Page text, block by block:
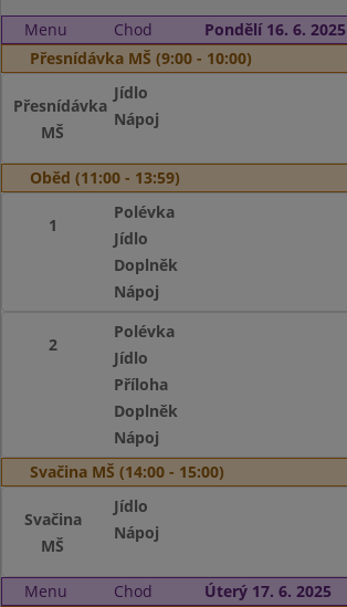
Menu Chod
Pondělí 16. 6. 2025
Přesnídávka MŠ (9:00 - 10:00)
Přesnídávka
MŠ
Jídlo
Nápoj
Oběd (11:00 - 13:59)
1
Polévka
Jídlo
Doplněk
Nápoj
2
Polévka
Jídlo
Příloha
Doplněk
Nápoj
Svačina MŠ (14:00 - 15:00)
Svačina
MŠ
Jídlo
Nápoj
Menu Chod
Úterý 17. 6. 2025